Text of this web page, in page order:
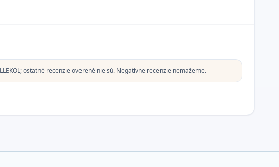
ostatné recenzie overené nie sú. Negatívne recenzie nemažeme.